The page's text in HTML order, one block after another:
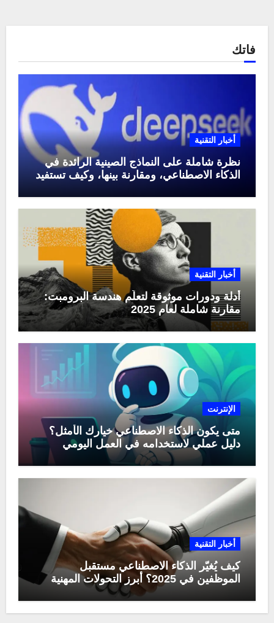
فاتك
أخبار التقنية
نظرة شاملة على النماذج الصينية الرائدة في
الذكاء الاصطناعي، ومقارنة بينها، وكيف تستفيد
أخبار التقنية
أدلة ودورات موثوقة لتعلّم هندسة البرومبت:
مقارنة شاملة لعام 2025
الإنترنت
متى يكون الذكاء الاصطناعي خيارك الأمثل؟
دليل عملي لاستخدامه في العمل اليومي
أخبار التقنية
كيف يُغيّر الذكاء الاصطناعي مستقبل
الموظفين في 2025؟ أبرز التحولات المهنية